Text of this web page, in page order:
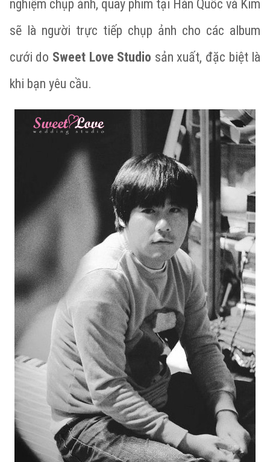
nghiệm chụp ảnh, quay phim tại Hàn Quốc và Kim
sẽ là người trực tiếp chụp ảnh cho các album
cưới do Sweet Love Studio sản xuất, đặc biệt là
khi bạn yêu cầu.